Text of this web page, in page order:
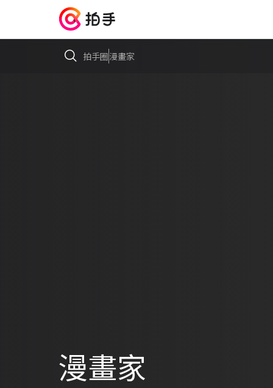
拍手圈漫畫家
漫畫家